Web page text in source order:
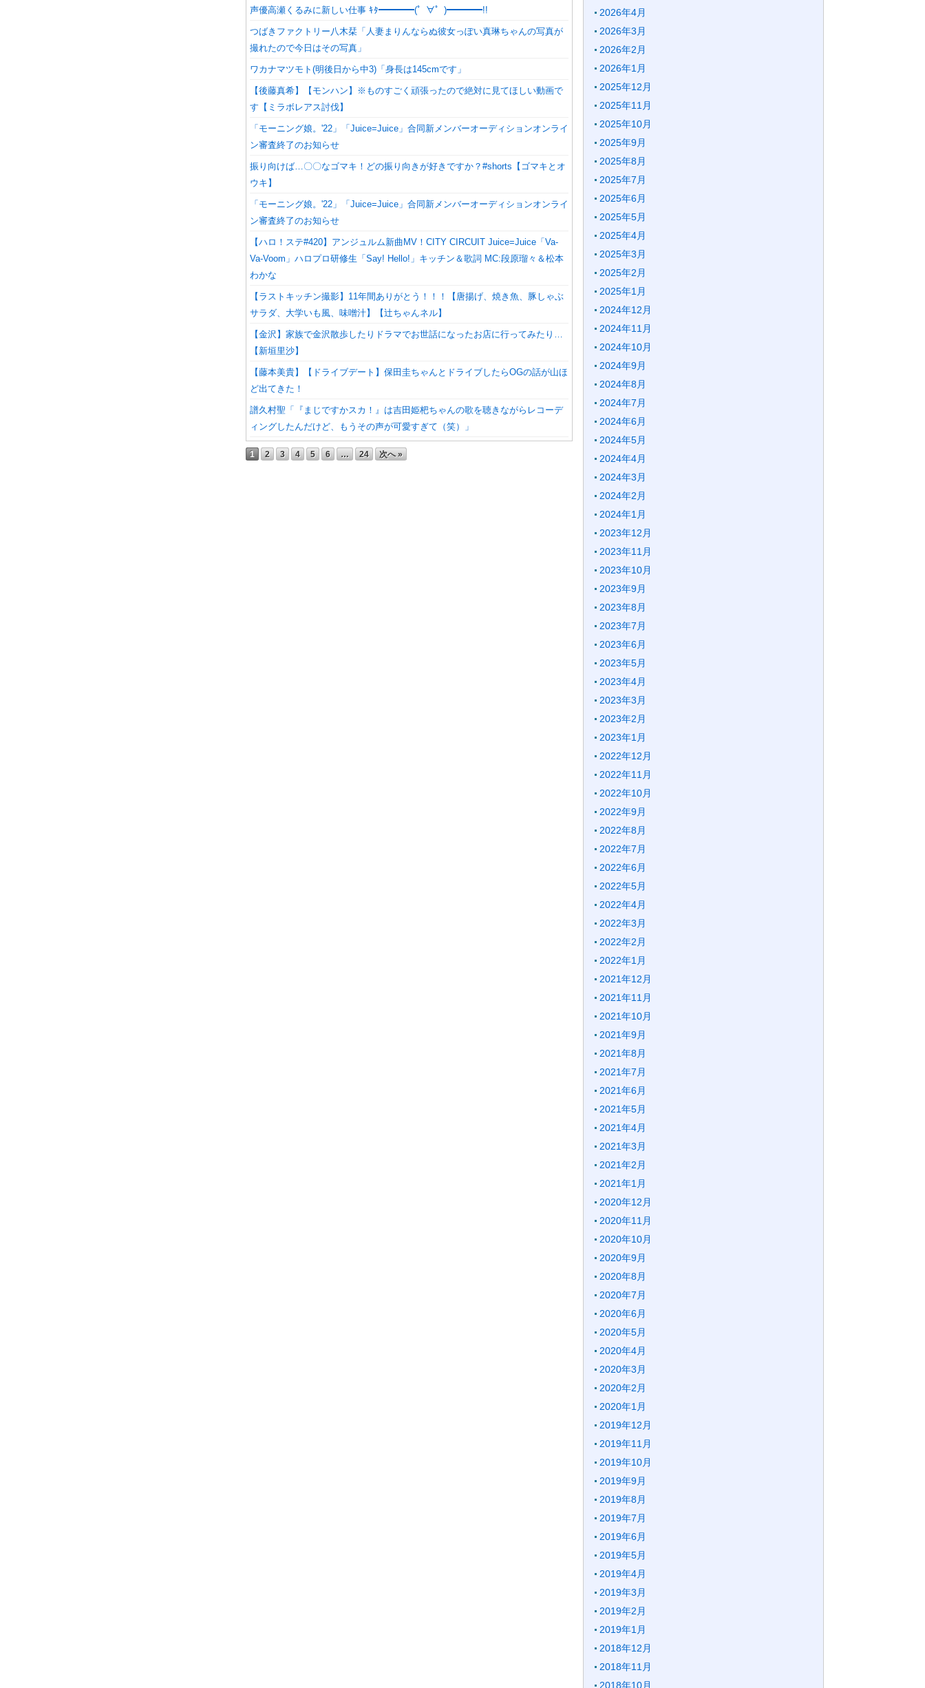
声優高瀬くるみに新しい仕事 ｷﾀ━━━━(゜∀゜)━━━━!!
つばきファクトリー八木栞「人妻まりんならぬ彼女っぽい真琳ちゃんの写真が
撮れたので今日はその写真」
ワカナマツモト(明後日から中3)「身長は145cmです」
【後藤真希】【モンハン】※ものすごく頑張ったので絶対に見てほしい動画で
す【ミラボレアス討伐】
「モーニング娘。'22」「Juice=Juice」合同新メンバーオーディションオンライ
ン審査終了のお知らせ
振り向けば…〇〇なゴマキ！どの振り向きが好きですか？#shorts【ゴマキとオ
ウキ】
「モーニング娘。'22」「Juice=Juice」合同新メンバーオーディションオンライ
ン審査終了のお知らせ
【ハロ！ステ#420】アンジュルム新曲MV！CITY CIRCUIT Juice=Juice「Va-
Va-Voom」ハロプロ研修生「Say! Hello!」キッチン＆歌詞 MC:段原瑠々＆松本
わかな
【ラストキッチン撮影】11年間ありがとう！！！【唐揚げ、焼き魚、豚しゃぶ
サラダ、大学いも風、味噌汁】【辻ちゃんネル】
【金沢】家族で金沢散歩したりドラマでお世話になったお店に行ってみたり…
【新垣里沙】
【藤本美貴】【ドライブデート】保田圭ちゃんとドライブしたらOGの話が山ほ
ど出てきた！
譜久村聖「『まじですかスカ！』は吉田姫杷ちゃんの歌を聴きながらレコーデ
ィングしたんだけど、もうその声が可愛すぎて（笑）」
1 2 3 4 5 6 … 24 次へ »
2026年4月
2026年3月
2026年2月
2026年1月
2025年12月
2025年11月
2025年10月
2025年9月
2025年8月
2025年7月
2025年6月
2025年5月
2025年4月
2025年3月
2025年2月
2025年1月
2024年12月
2024年11月
2024年10月
2024年9月
2024年8月
2024年7月
2024年6月
2024年5月
2024年4月
2024年3月
2024年2月
2024年1月
2023年12月
2023年11月
2023年10月
2023年9月
2023年8月
2023年7月
2023年6月
2023年5月
2023年4月
2023年3月
2023年2月
2023年1月
2022年12月
2022年11月
2022年10月
2022年9月
2022年8月
2022年7月
2022年6月
2022年5月
2022年4月
2022年3月
2022年2月
2022年1月
2021年12月
2021年11月
2021年10月
2021年9月
2021年8月
2021年7月
2021年6月
2021年5月
2021年4月
2021年3月
2021年2月
2021年1月
2020年12月
2020年11月
2020年10月
2020年9月
2020年8月
2020年7月
2020年6月
2020年5月
2020年4月
2020年3月
2020年2月
2020年1月
2019年12月
2019年11月
2019年10月
2019年9月
2019年8月
2019年7月
2019年6月
2019年5月
2019年4月
2019年3月
2019年2月
2019年1月
2018年12月
2018年11月
2018年10月